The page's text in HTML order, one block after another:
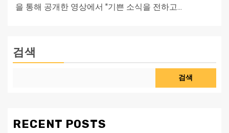
을 통해 공개한 영상에서 "기쁜 소식을 전하고...
검색
검색
RECENT POSTS